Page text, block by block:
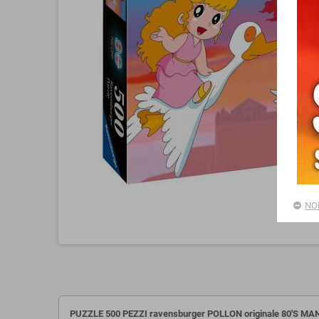
PUZZLE 500 PEZZI ravensburger POLLON originale 80'S